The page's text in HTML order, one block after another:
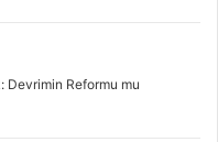
Devrimin Reformu mu